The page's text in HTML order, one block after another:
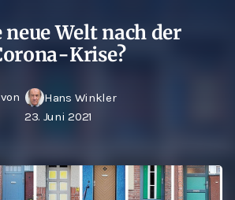
neue Welt nach der
Krise?
von
Hans Winkler
23. Juni 2021